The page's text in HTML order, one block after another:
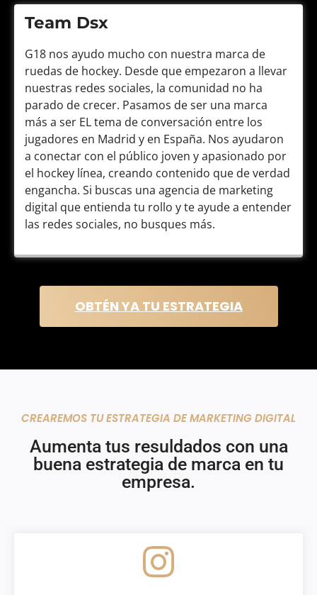
Team Dsx
G18 nos ayudo mucho con nuestra marca de
ruedas de hockey. Desde que empezaron a llevar
nuestras redes sociales, la comunidad no ha
parado de crecer. Pasamos de ser una marca
más a ser EL tema de conversación entre los
jugadores en Madrid y en España. Nos ayudaron
a conectar con el público joven y apasionado por
el hockey línea, creando contenido que de verdad
engancha. Si buscas una agencia de marketing
digital que entienda tu rollo y te ayude a entender
las redes sociales, no busques más.
OBTÉN YA TU ESTRATEGIA
CREAREMOS TU ESTRATEGIA DE MARKETING DIGITAL
Aumenta tus resuldados con una
buena estrategia de marca en tu
empresa.